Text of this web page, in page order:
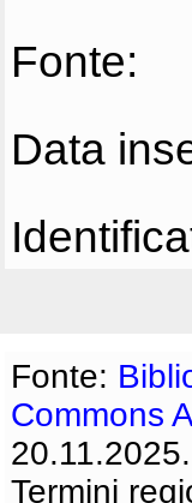
Fonte:
Data
Fonte:
Commons
20.11.2025.
Termini